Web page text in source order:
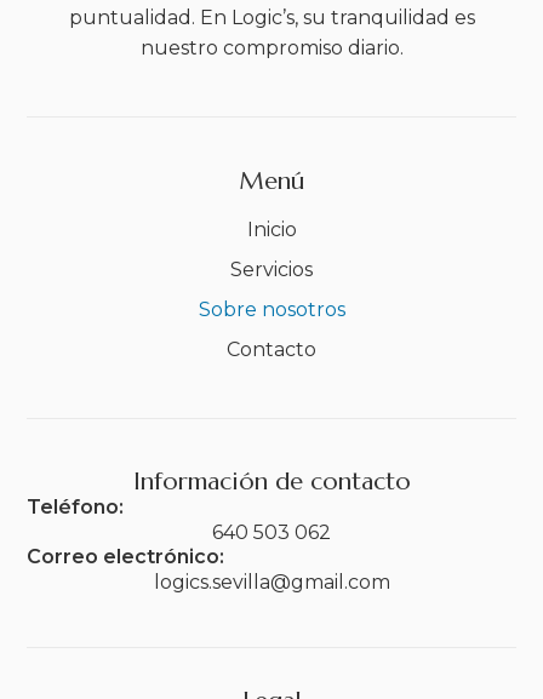
puntualidad. En Logic’s, su tranquilidad es
nuestro compromiso diario.
Menú
Inicio
Servicios
Sobre nosotros
Contacto
Información de contacto
Teléfono:
640 503 062
Correo electrónico:
logics.sevilla@gmail.com